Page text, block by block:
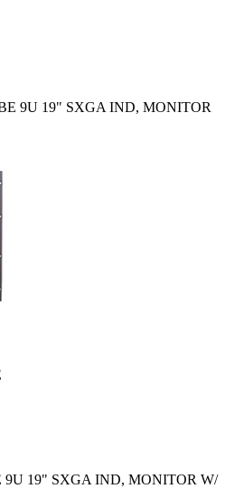
9U 19" SXGA IND, MONITOR
9U 19" SXGA IND, MONITOR W/